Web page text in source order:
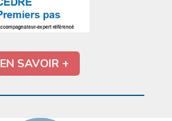
EN SAVOIR +